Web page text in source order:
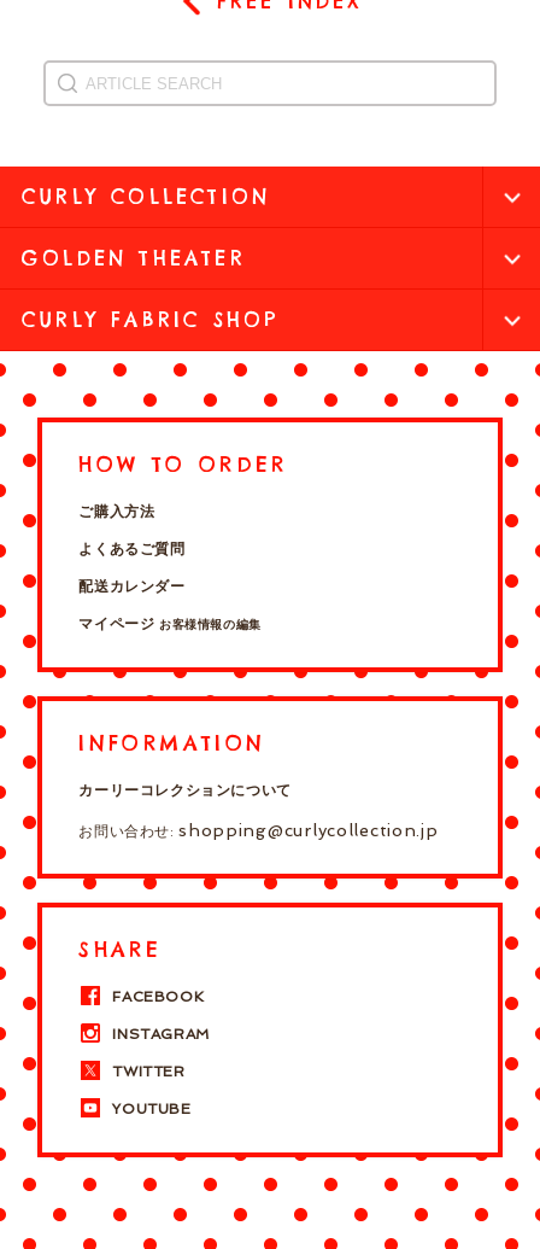
CURLY COLLECTION
GOLDEN THEATER
CURLY FABRIC SHOP
HOW TO ORDER
ご購入方法
よくあるご質問
配送カレンダー
マイページ お客様情報の編集
INFORMATION
カーリーコレクションについて
お問い合わせ:shopping@curlycollection.jp
SHARE
FACEBOOK
INSTAGRAM
TWITTER
YOUTUBE